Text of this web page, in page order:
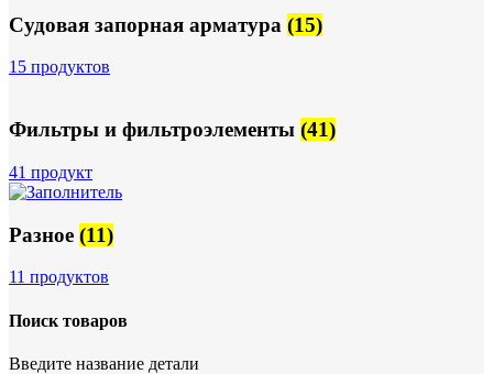
Судовая запорная арматура (15)
15 продуктов
Фильтры и фильтроэлементы (41)
41 продукт
Разное (11)
11 продуктов
Поиск товаров
Введите название детали